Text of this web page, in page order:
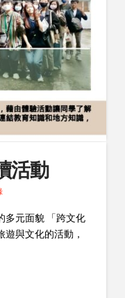
活動
多元面貌 「跨文化
與文化的活動，